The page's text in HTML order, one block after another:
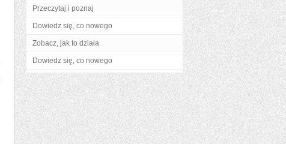
Przeczytaj i poznaj
Dowiedz się, co nowego
Zobacz, jak to działa
Dowiedz się, co nowego